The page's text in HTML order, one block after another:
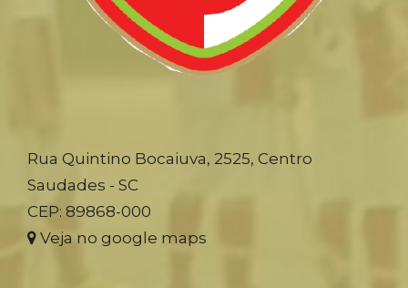
Rua Quintino Bocaiuva, 2525, Centro
Saudades - SC
CEP: 89868-000
Veja no google maps